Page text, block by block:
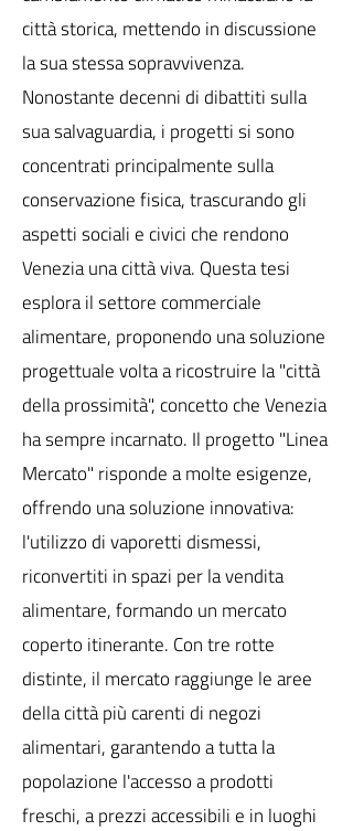
città storica, mettendo in discussione
la sua stessa sopravvivenza.
Nonostante decenni di dibattiti sulla
sua salvaguardia, i progetti si sono
concentrati principalmente sulla
conservazione fisica, trascurando gli
aspetti sociali e civici che rendono
Venezia una città viva. Questa tesi
esplora il settore commerciale
alimentare, proponendo una soluzione
progettuale volta a ricostruire la "città
della prossimità", concetto che Venezia
ha sempre incarnato. Il progetto "Linea
Mercato" risponde a molte esigenze,
offrendo una soluzione innovativa:
l'utilizzo di vaporetti dismessi,
riconvertiti in spazi per la vendita
alimentare, formando un mercato
coperto itinerante. Con tre rotte
distinte, il mercato raggiunge le aree
della città più carenti di negozi
alimentari, garantendo a tutta la
popolazione l'accesso a prodotti
freschi, a prezzi accessibili e in luoghi